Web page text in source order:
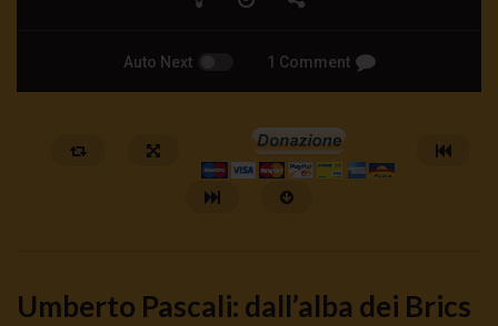
Auto Next 1 Comment
Umberto Pascali: dall’alba dei Brics